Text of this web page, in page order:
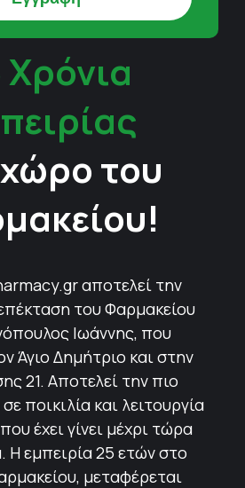
Χρόνια
του
αποτελεί την
του Φαρμακείου
Ιωάννης, που
Άγιο Δημήτριο και στην
21. Αποτελεί την πιο
ποικιλία και λειτουργία
έχει γίνει μέχρι τώρα
Η εμπειρία 25 ετών στο
μεταφέρεται